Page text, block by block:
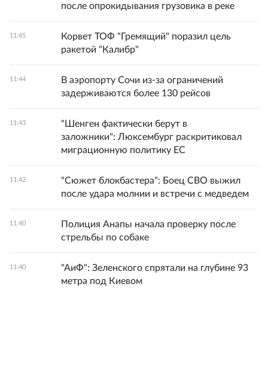
после опрокидывания грузовика в реке
11:45
Корвет ТОФ "Гремящий" поразил цель
ракетой "Калибр"
11:44
В аэропорту Сочи из-за ограничений
задерживаются более 130 рейсов
11:43
"Шенген фактически берут в
заложники": Люксембург раскритиковал
миграционную политику ЕС
11:42
"Сюжет блокбастера": Боец СВО выжил
после удара молнии и встречи с медведем
11:40
Полиция Анапы начала проверку после
стрельбы по собаке
11:40
"АиФ": Зеленского спрятали на глубине 93
метра под Киевом